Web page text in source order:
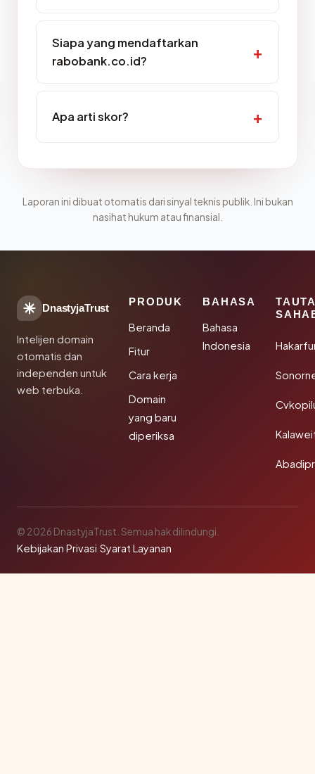
Siapa yang mendaftarkan
rabobank.co.id?
Apa arti skor?
Laporan ini dibuat otomatis dari sinyal teknis publik. Ini bukan
nasihat hukum atau finansial.
DnastyjaTrust
Intelijen domain
otomatis dan
independen untuk
web terbuka.
PRODUK
Beranda
Fitur
Cara kerja
Domain
yang baru
diperiksa
BAHASA
Bahasa
Indonesia
© 2026 DnastyjaTrust. Semua hak dilindungi.
Kebijakan Privasi·Syarat Layanan